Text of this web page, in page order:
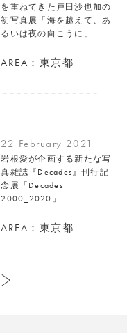
を重ねてきた戸田沙也加の
初写真展「海を越えて、あ
るいは夜の向こうに」
AREA：東京都
22 February 2021
岩根愛が企画する新たな写
真雑誌『Decades』刊⾏記
念展「Decades
2000_2020」
AREA：東京都